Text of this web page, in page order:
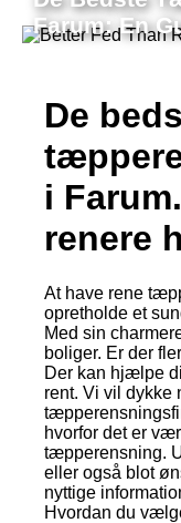
Farum: En
De
i
renere
At have rene
opretholde et
Med sin
boliger. Er der
Der kan hjælpe
rent. Vi vil dykke
hvorfor det er
tæpperensning.
eller også blot
nyttige
Hvordan du